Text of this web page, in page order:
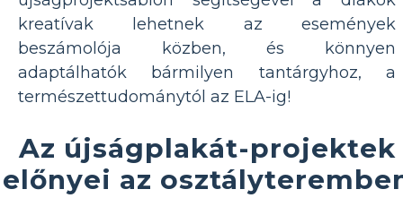
kreatívak lehetnek az események
beszámolója közben, és könnyen
adaptálhatók bármilyen tantárgyhoz, a
természettudománytól az ELA-ig!
Az újságplakát-projektek
előnyei az